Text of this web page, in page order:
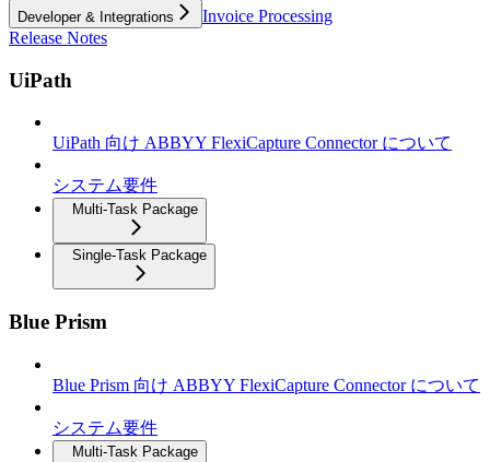
Developer & Integrations
Invoice Processing
Release Notes
UiPath
UiPath 向け ABBYY FlexiCapture Connector について
システム要件
Multi-Task Package
Single-Task Package
Blue Prism
Blue Prism 向け ABBYY FlexiCapture Connector について
システム要件
Multi-Task Package